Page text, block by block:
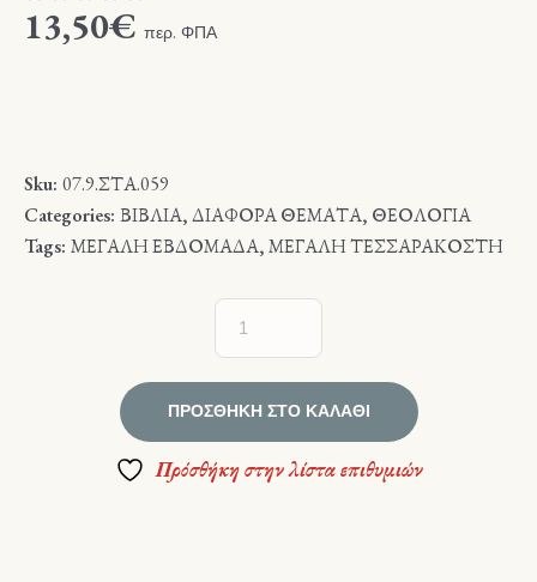
13,50€ περ. ΦΠΑ
Sku: 07.9.ΣΤΑ.059
Categories: ΒΙΒΛΙΑ,ΔΙΑΦΟΡΑ ΘΕΜΑΤΑ, ΘΕΟΛΟΓΙΑ
Tags: ΜΕΓΑΛΗ ΕΒΔΟΜΑΔΑ,ΜΕΓΑΛΗ ΤΕΣΣΑΡΑΚΟΣΤΗ
ΠΡΟΣΘΉΚΗ ΣΤΟ ΚΑΛΆΘΙ
Πρόσθήκη στην λίστα επιθυμιών